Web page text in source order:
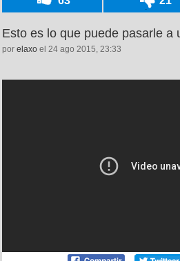
Esto es lo que puede pasarle a
por elaxo el 24 ago 2015, 23:33